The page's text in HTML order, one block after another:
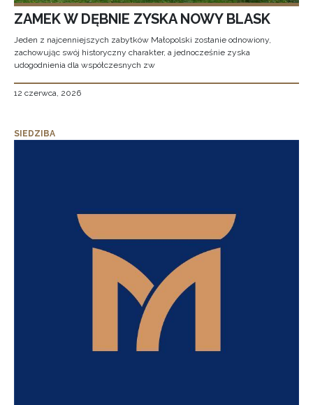
ZAMEK W DĘBNIE ZYSKA NOWY BLASK
Jeden z najcenniejszych zabytków Małopolski zostanie odnowiony,
zachowując swój historyczny charakter, a jednocześnie zyska
udogodnienia dla współczesnych zw
12 czerwca, 2026
SIEDZIBA